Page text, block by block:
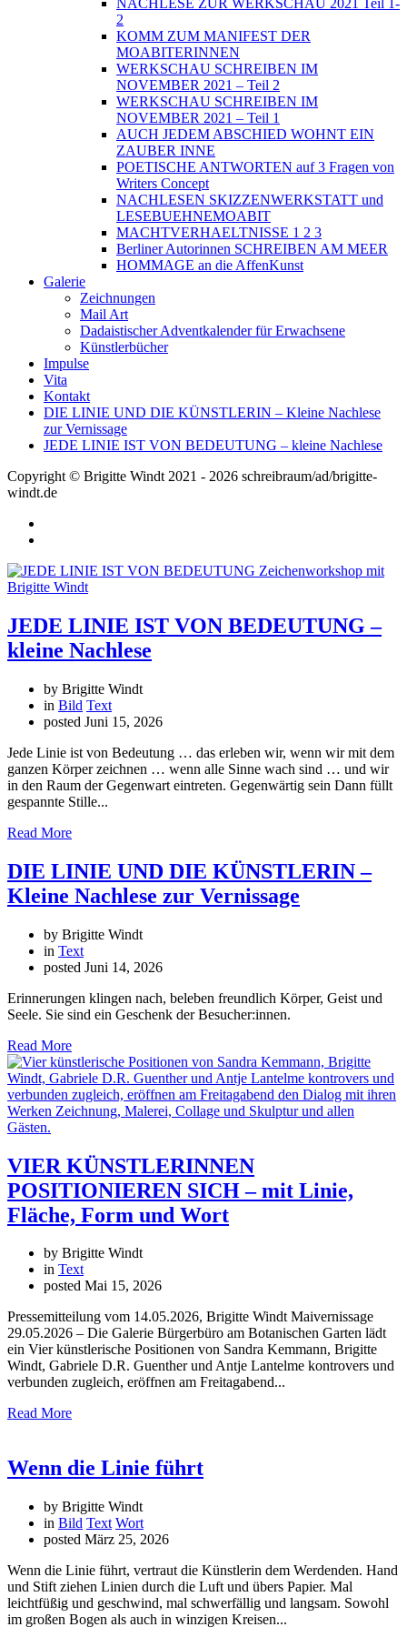
NACHLESE ZUR WERKSCHAU 2021 Teil 1-
2
KOMM ZUM MANIFEST DER
MOABITERINNEN
WERKSCHAU SCHREIBEN IM
NOVEMBER 2021 – Teil 2
WERKSCHAU SCHREIBEN IM
NOVEMBER 2021 – Teil 1
AUCH JEDEM ABSCHIED WOHNT EIN
ZAUBER INNE
POETISCHE ANTWORTEN auf 3 Fragen von
Writers Concept
NACHLESEN SKIZZENWERKSTATT und
LESEBUEHNEMOABIT
MACHTVERHAELTNISSE 1 2 3
Berliner Autorinnen SCHREIBEN AM MEER
HOMMAGE an die AffenKunst
Galerie
Zeichnungen
Mail Art
Dadaistischer Adventkalender für Erwachsene
Künstlerbücher
Impulse
Vita
Kontakt
DIE LINIE UND DIE KÜNSTLERIN – Kleine Nachlese
zur Vernissage
JEDE LINIE IST VON BEDEUTUNG – kleine Nachlese
Copyright © Brigitte Windt 2021 - 2026 schreibraum/ad/brigitte-
windt.de
JEDE LINIE IST VON BEDEUTUNG –
kleine Nachlese
by Brigitte Windt
in Bild Text
posted Juni 15, 2026
Jede Linie ist von Bedeutung … das erleben wir, wenn wir mit dem
ganzen Körper zeichnen … wenn alle Sinne wach sind … und wir
in den Raum der Gegenwart eintreten. Gegenwärtig sein Dann füllt
gespannte Stille...
Read More
DIE LINIE UND DIE KÜNSTLERIN –
Kleine Nachlese zur Vernissage
by Brigitte Windt
in Text
posted Juni 14, 2026
Erinnerungen klingen nach, beleben freundlich Körper, Geist und
Seele. Sie sind ein Geschenk der Besucher:innen.
Read More
VIER KÜNSTLERINNEN
POSITIONIEREN SICH – mit Linie,
Fläche, Form und Wort
by Brigitte Windt
in Text
posted Mai 15, 2026
Pressemitteilung vom 14.05.2026, Brigitte Windt Maivernissage
29.05.2026 – Die Galerie Bürgerbüro am Botanischen Garten lädt
ein Vier künstlerische Positionen von Sandra Kemmann, Brigitte
Windt, Gabriele D.R. Guenther und Antje Lantelme kontrovers und
verbunden zugleich, eröffnen am Freitagabend...
Read More
Wenn die Linie führt
by Brigitte Windt
in Bild Text Wort
posted März 25, 2026
Wenn die Linie führt, vertraut die Künstlerin dem Werdenden. Hand
und Stift ziehen Linien durch die Luft und übers Papier. Mal
leichtfüßig und geschwind, mal schwerfällig und langsam. Sowohl
im großen Bogen als auch in winzigen Kreisen...